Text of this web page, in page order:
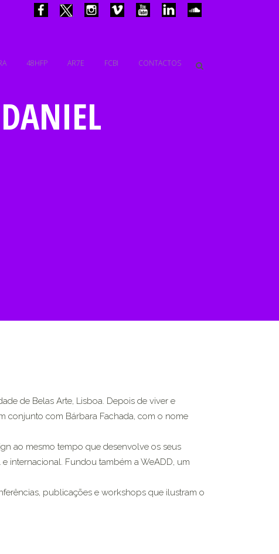
48HFP AR7E FCBI CONTACTOS
de Belas Arte, Lisboa. Depois de viver e
conjunto com Bárbara Fachada, com o nome
ao mesmo tempo que desenvolve os seus
internacional. Fundou também a WeADD, um
publicações e workshops que ilustram o